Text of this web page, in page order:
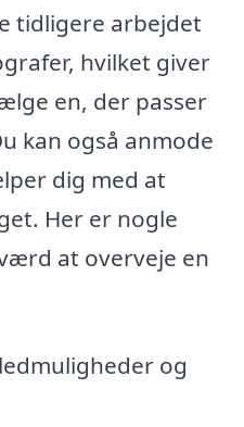
tidligere arbejdet
hvilket giver
en, der passer
kan også anmode
dig med at
Her er nogle
at overveje en
og